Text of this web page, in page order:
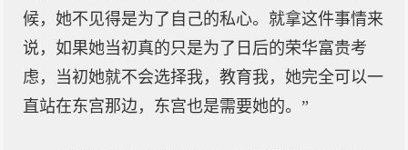
候，她不见得是为了自己的私心。就拿这件事情来
说，如果她当初真的只是为了日后的荣华富贵考
虑，当初她就不会选择我，教育我，她完全可以一
直站在东宫那边，东宫也是需要她的。”